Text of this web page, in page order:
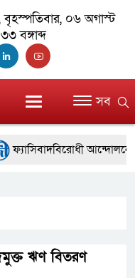
বৃহস্পতিবার, ০৬ অগাস্ট
বঙ্গাব্দ
সব
ফ্যাসিবাদবিরোধী আন্দোলনে
ফিলিপাইনের দক্ষিণ উপকূলে
ঋণ বিতরণ